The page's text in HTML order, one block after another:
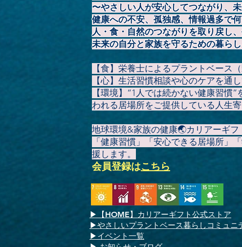
〜やさしい人が安心してつながり、
健康への不安、孤独感、情報過多で
人・食・自然のつながりを取り戻し
未来の自分と家族を守るための暮ら
【食】栄養士によるプラントベース
【心】生活習慣相談や心のケアを通し
【環境】“1人では続かない健康習慣
われる居場所をご提供している人生
地球環境&家族の健康🌏️カリアーギフ
「健康習慣」「安心できる居場所」
援します。
会員登録はこちら
▶ 【HOME】
カリアーギフト公式ストア
▶やさしいプラントベース暮らしコミュニ
▶イベント一覧